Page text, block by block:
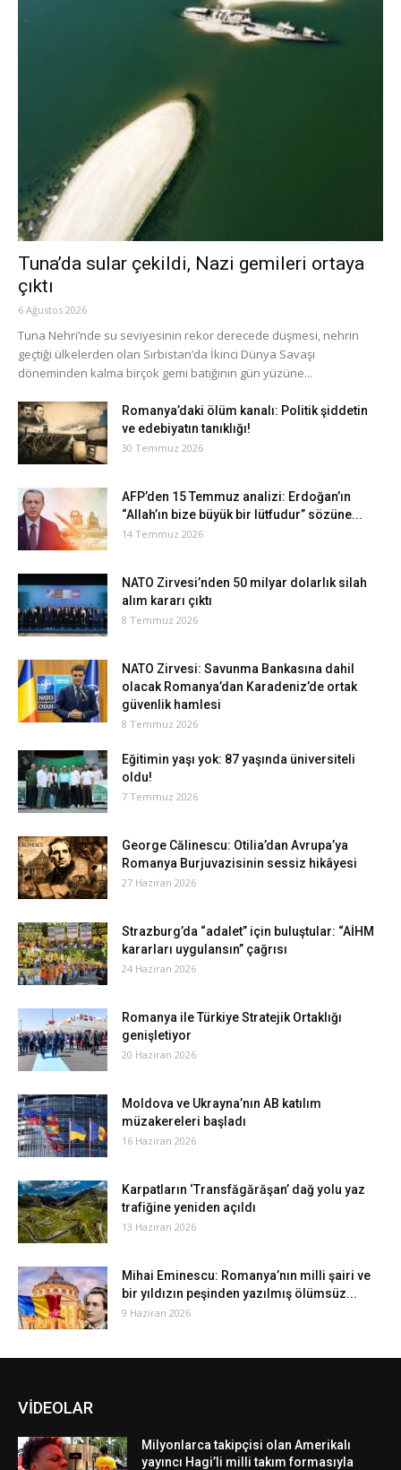
Tuna’da sular çekildi, Nazi gemileri ortaya
çıktı
6 Ağustos 2026
Tuna Nehri’nde su seviyesinin rekor derecede düşmesi, nehrin
geçtiği ülkelerden olan Sırbistan’da İkinci Dünya Savaşı
döneminden kalma birçok gemi batığının gün yüzüne...
Romanya’daki ölüm kanalı: Politik şiddetin
ve edebiyatın tanıklığı!
30 Temmuz 2026
AFP’den 15 Temmuz analizi: Erdoğan’ın
“Allah’ın bize büyük bir lütfudur” sözüne...
14 Temmuz 2026
NATO Zirvesi’nden 50 milyar dolarlık silah
alım kararı çıktı
8 Temmuz 2026
NATO Zirvesi: Savunma Bankasına dahil
olacak Romanya’dan Karadeniz’de ortak
güvenlik hamlesi
8 Temmuz 2026
Eğitimin yaşı yok: 87 yaşında üniversiteli
oldu!
7 Temmuz 2026
George Călinescu: Otilia’dan Avrupa’ya
Romanya Burjuvazisinin sessiz hikâyesi
27 Haziran 2026
Strazburg’da “adalet” için buluştular: “AİHM
kararları uygulansın” çağrısı
24 Haziran 2026
Romanya ile Türkiye Stratejik Ortaklığı
genişletiyor
20 Haziran 2026
Moldova ve Ukrayna’nın AB katılım
müzakereleri başladı
16 Haziran 2026
Karpatların ‘Transfăgărăşan’ dağ yolu yaz
trafiğine yeniden açıldı
13 Haziran 2026
Mihai Eminescu: Romanya’nın milli şairi ve
bir yıldızın peşinden yazılmış ölümsüz...
9 Haziran 2026
VİDEOLAR
Milyonlarca takipçisi olan Amerikalı
yayıncı Hagi’li milli takım formasıyla